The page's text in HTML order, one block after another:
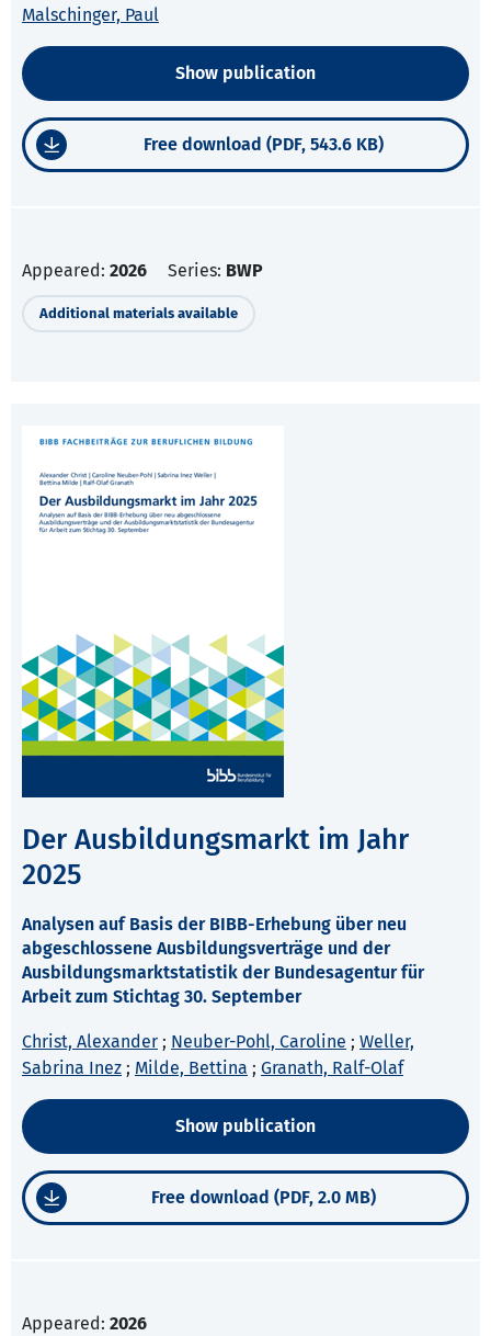
Malschinger, Paul
Show publication
Free download (PDF, 543.6 KB)
Appeared: 2026 Series: BWP
Additional materials available
Der Ausbildungsmarkt im Jahr
2025
Analysen auf Basis der BIBB-Erhebung über neu
abgeschlossene Ausbildungsverträge und der
Ausbildungsmarktstatistik der Bundesagentur für
Arbeit zum Stichtag 30. September
Christ, Alexander ; Neuber-Pohl, Caroline ; Weller,
Sabrina Inez ; Milde, Bettina ; Granath, Ralf-Olaf
Show publication
Free download (PDF, 2.0 MB)
Appeared: 2026